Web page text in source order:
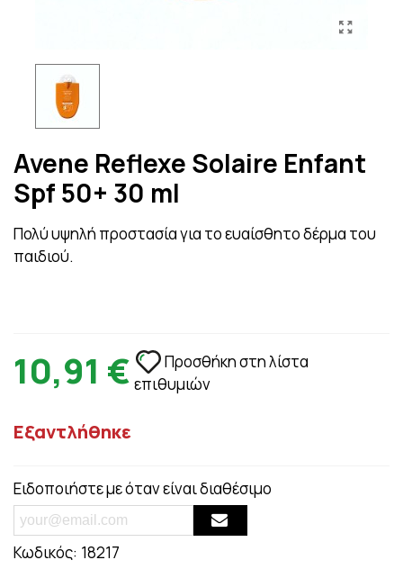
Avene Reflexe Solaire Enfant
Spf 50+ 30 ml
Πολύ υψηλή προστασία για το ευαίσθητο δέρμα του
παιδιού.
10,91 €
Προσθήκη στη λίστα
επιθυμιών
Εξαντλήθηκε
Ειδοποιήστε με όταν είναι διαθέσιμο
Κωδικός: 18217